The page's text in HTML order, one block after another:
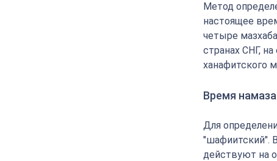
Метод
настоящее
четыре
странах СНГ,
ханафитского
Время
Для
"шафиитский".
действуют на